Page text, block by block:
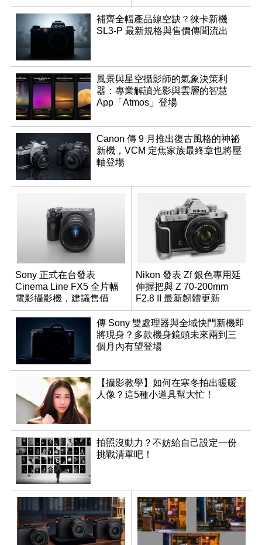
乾鏡
體
補齊全幅產品線空缺？徠卡新機
SL3-P 最新規格與售價傳聞流出
風景與星空攝影師的氣象決策利
器：專業解讀光影與雲層的智慧
App「Atmos」登場
Canon 傳 9 月推出復古風格的神祕
新機，VCM 定焦家族最終章也將壓
軸登場
Sony 正式在台發表
Cinema Line FX5 全片幅
電影攝影機，建議售價
NT$144,980
Nikon 發表 Zf 銀色專用延
伸握把與 Z 70-200mm
F2.8 II 最新韌體更新
傳 Sony 雙處理器與全域快門新機即
將現身？多款機身鏡頭未來兩到三
個月內有望登場
【攝影教學】如何在寒冬拍出暖暖
人像？這5種小道具幫大忙！
拍照沒動力？不妨給自己設定一份
挑戰清單吧！